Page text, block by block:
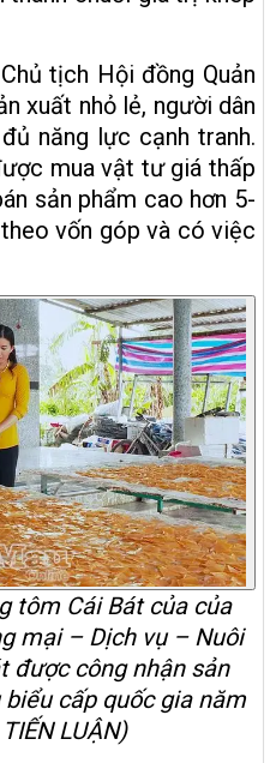
tịch Hội đồng Quản
xuất nhỏ lẻ, người dân
năng lực cạnh tranh.
mua vật tư giá thấp
sản phẩm cao hơn 5-
vốn góp và có việc
tôm Cái Bát của của
mại – Dịch vụ – Nuôi
được công nhận sản
cấp quốc gia năm
LUẬN)